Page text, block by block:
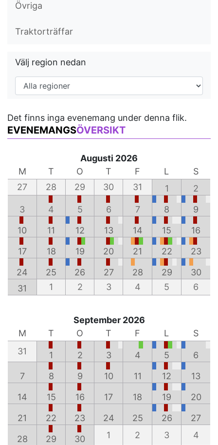
Övriga
Traktorträffar
Välj region nedan
Det finns inga evenemang under denna flik.
EVENEMANGSÖVERSIKT
Augusti 2026
M
T O T F L
S
27
28 29 30 31 1 2
3 4 5 6 7 8 9
10 11 12 13 14 15 16
17 18 19 20 21 22 23
24 25 26 27 28 29
30
31
1 2 3 4 5 6
September 2026
M
T O T F L
S
31
1 2 3 4 5 6
7 8 9 10 11 12 13
14 15 16 17 18 19 20
21 22 23 24 25 26 27
28 29 30 1 2 3
4